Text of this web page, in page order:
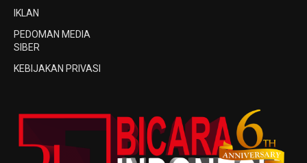
IKLAN
PEDOMAN MEDIA
SIBER
KEBIJAKAN PRIVASI